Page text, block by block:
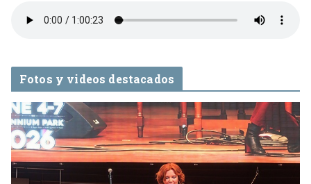
Fotos y videos destacados